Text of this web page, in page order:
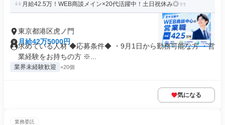
月給42.5万！WEB商談メイン×20代活躍中！土日祝休み◎
東京都港区虎ノ門
月給42万5000円
求めている人材 ◆応募条件◆ ・9月1日から勤務可能な方 ・営
業経験をお持ちの方 ※...
業界未経験歓迎 +20個
気になる
業務委託